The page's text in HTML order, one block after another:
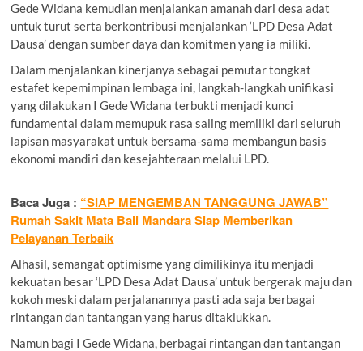
Gede Widana kemudian menjalankan amanah dari desa adat
untuk turut serta berkontribusi menjalankan ‘LPD Desa Adat
Dausa’ dengan sumber daya dan komitmen yang ia miliki.
Dalam menjalankan kinerjanya sebagai pemutar tongkat
estafet kepemimpinan lembaga ini, langkah-langkah unifikasi
yang dilakukan I Gede Widana terbukti menjadi kunci
fundamental dalam memupuk rasa saling memiliki dari seluruh
lapisan masyarakat untuk bersama-sama membangun basis
ekonomi mandiri dan kesejahteraan melalui LPD.
Baca Juga : “SIAP MENGEMBAN TANGGUNG JAWAB”
Rumah Sakit Mata Bali Mandara Siap Memberikan
Pelayanan Terbaik
Alhasil, semangat optimisme yang dimilikinya itu menjadi
kekuatan besar ‘LPD Desa Adat Dausa’ untuk bergerak maju dan
kokoh meski dalam perjalanannya pasti ada saja berbagai
rintangan dan tantangan yang harus ditaklukkan.
Namun bagi I Gede Widana, berbagai rintangan dan tantangan